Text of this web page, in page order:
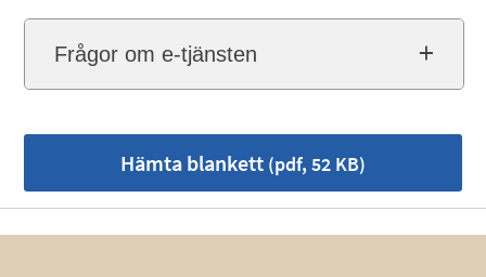
Frågor om e-tjänsten
Hämta blankett (pdf, 52 KB)